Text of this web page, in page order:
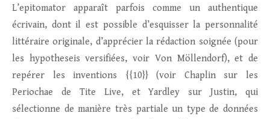
L’epitomator apparaît parfois comme un authentique
écrivain, dont il est possible d’esquisser la personnalité
littéraire originale, d’apprécier la rédaction soignée (pour
les hypotheseis versifiées, voir Von Möllendorf), et de
repérer les inventions {{10}} (voir Chaplin sur les
Periochae de Tite Live, et Yardley sur Justin, qui
sélectionne de manière très partiale un type de données